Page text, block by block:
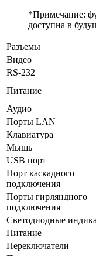
*Примечание:
доступна в
Разъемы
Видео
RS-232
Питание
Аудио
Порты LAN
Клавиатура
Мышь
USB порт
Порт каскадного
подключения
Порты гирляндного
подключения
Светодиодные
Питание
Переключатели